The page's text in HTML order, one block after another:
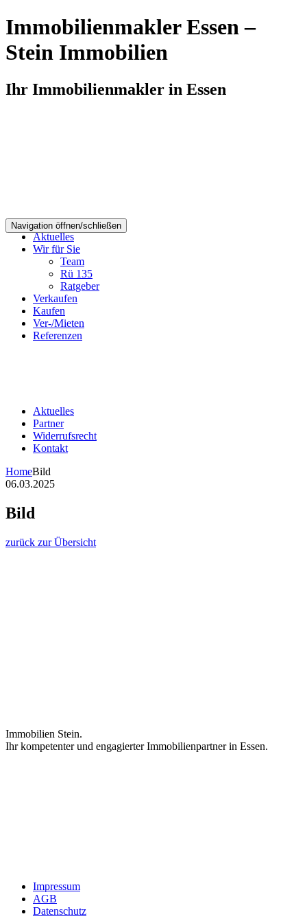
Skip
to
content
Immobilienmakler Essen –
Stein Immobilien
Ihr Immobilienmakler in Essen
Navigation öffnen/schließen
Aktuelles
Wir für Sie
Team
Rü 135
Ratgeber
Verkaufen
Kaufen
Ver-/Mieten
Referenzen
Aktuelles
Partner
Widerrufsrecht
Kontakt
HomeBild
06.03.2025
Bild
zurück zur Übersicht
Immobilien Stein.
Ihr kompetenter und engagierter Immobilienpartner in Essen.
Impressum
AGB
Datenschutz